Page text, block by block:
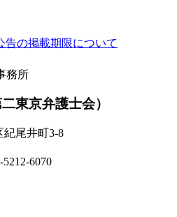
告の掲載期限について
二東京弁護士会）
紀尾井町3-8
6070